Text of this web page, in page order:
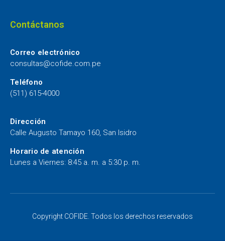
Contáctanos
Correo electrónico
consultas@cofide.com.pe
Teléfono
(511) 615-4000
Dirección
Calle Augusto Tamayo 160, San Isidro
Horario de atención
Lunes a Viernes: 8:45 a. m. a 5:30 p. m.
Copyright COFIDE. Todos los derechos reservados